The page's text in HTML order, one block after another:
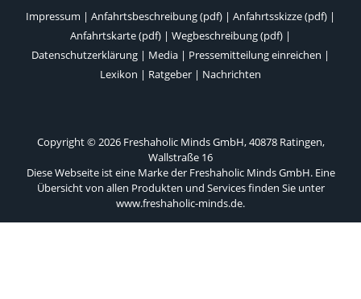
Impressum | Anfahrtsbeschreibung (pdf) | Anfahrtsskizze (pdf) |
Anfahrtskarte (pdf) | Wegbeschreibung (pdf) |
Datenschutzerklärung | Media | Pressemitteilung einreichen |
Lexikon | Ratgeber | Nachrichten
Copyright © 2026 Freshaholic Minds GmbH, 40878 Ratingen,
Wallstraße 16
Diese Webseite ist eine Marke der Freshaholic Minds GmbH. Eine
Übersicht von allen Produkten und Services finden Sie unter
www.freshaholic-minds.de.